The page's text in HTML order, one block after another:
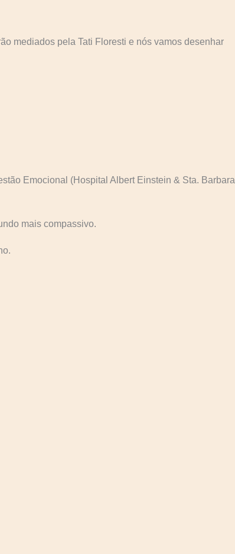
mediados pela Tati Floresti e nós vamos desenhar
Emocional (Hospital Albert Einstein & Sta. Barbara
mais compassivo.